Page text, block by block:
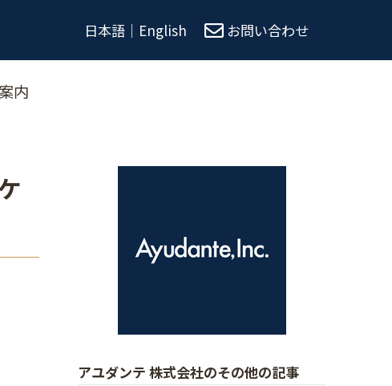
日本語 ｜ English お問い合わせ
内
アユダンテ 株式会社のその他の記事